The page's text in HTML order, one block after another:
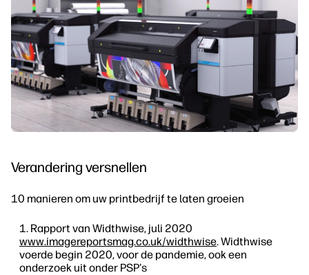
Verandering versnellen
10 manieren om uw printbedrijf te laten groeien
Rapport van Widthwise, juli 2020
www.imagereportsmag.co.uk/widthwise. Widthwise
voerde begin 2020, voor de pandemie, ook een
onderzoek uit onder PSP's